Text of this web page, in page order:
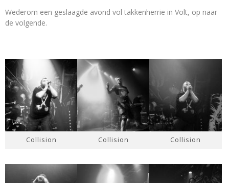
Wederom een geslaagde avond vol takkenherrie in Volt, op naar
de volgende.
Collision Collision Collision